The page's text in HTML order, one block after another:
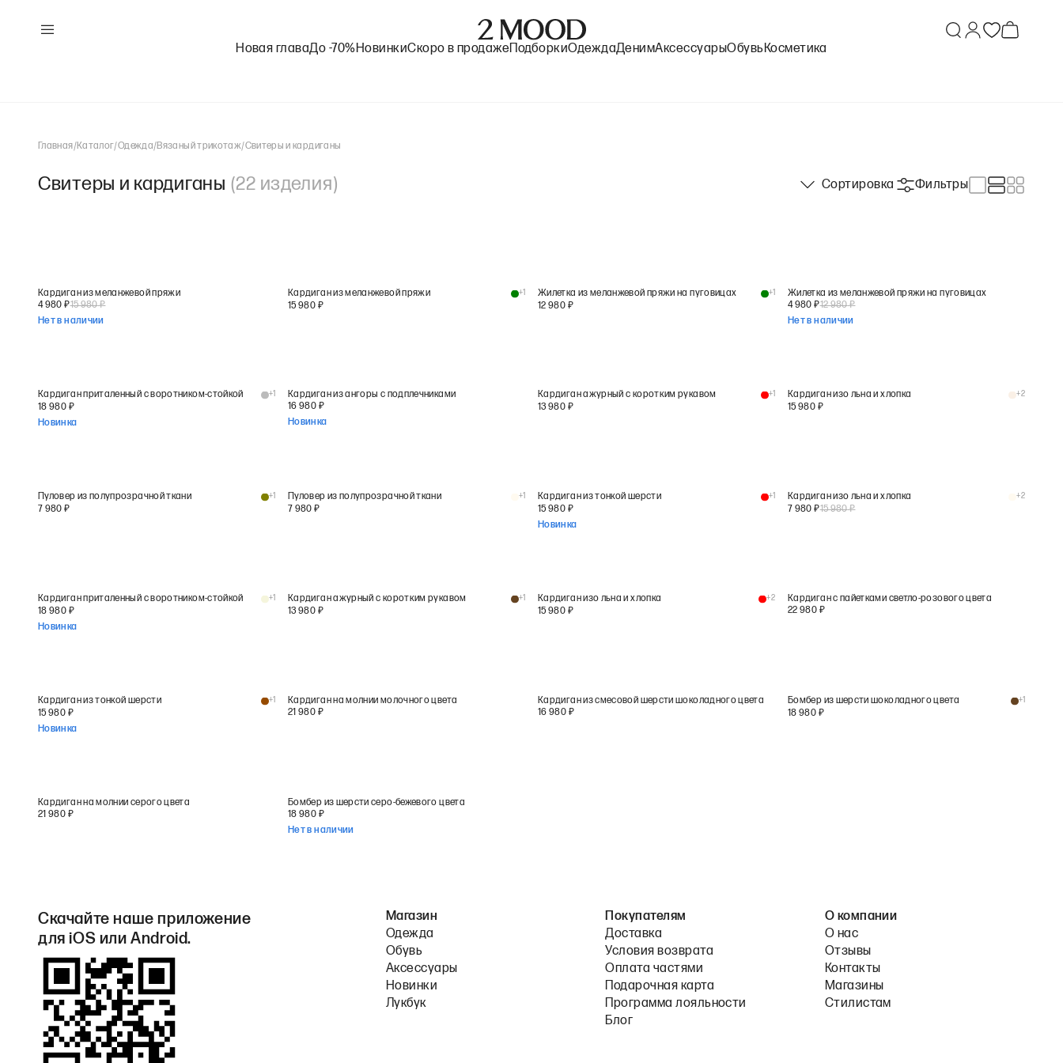
Новая главаДо -70%НовинкиСкоро в продаже ПодборкиОдеждаДенимАксессуарыОбувь Косметика
Главная/Каталог/Одежда/Вязаный трикотаж/Свитеры и кардиганы
Свитеры и кардиганы (22 изделия) Сортировка Фильтры
Кардиган из меланжевой пряжи
4 980 ₽15 980₽
Нет в наличии
Кардиган из меланжевой пряжи
15 980 ₽
+1
Жилетка из меланжевой пряжи на пуговицах
12 980 ₽
+1
Жилетка из меланжевой пряжи на пуговицах
4 980 ₽12 980₽
Нет в наличии
Кардиган приталенный с воротником-стойкой
18 980 ₽
Новинка
+1
Кардиган из ангоры с подплечниками
16 980 ₽
Новинка
Кардиган ажурный с коротким рукавом
13 980 ₽
+1
Кардиган изо льна и хлопка
15 980 ₽
+2
Пуловер из полупрозрачной ткани
7 980 ₽
+1
Пуловер из полупрозрачной ткани
7 980 ₽
+1
Кардиган из тонкой шерсти
15 980 ₽
Новинка
+1
Кардиган изо льна и хлопка
7 980 ₽15 980₽
+2
Кардиган приталенный с воротником-стойкой
18 980 ₽
Новинка
+1
Кардиган ажурный с коротким рукавом
13 980 ₽
+1
Кардиган изо льна и хлопка
15 980 ₽
+2
Кардиган с пайетками светло-розового цвета
22 980 ₽
Кардиган из тонкой шерсти
15 980 ₽
Новинка
+1
Кардиган на молнии молочного цвета
21 980 ₽
Кардиган из смесовой шерсти шоколадного цвета
16 980 ₽
Бомбер из шерсти шоколадного цвета
18 980 ₽
+1
Кардиган на молнии серого цвета
21 980 ₽
Бомбер из шерсти серо-бежевого цвета
18 980 ₽
Нет в наличии
Скачайте наше приложение
для iOS или Android.
Магазин
Одежда
Обувь
Аксессуары
Новинки
Лукбук
Покупателям
Доставка
Условия возврата
Оплата частями
Подарочная карта
Программа лояльности
Блог
О компании
О нас
Отзывы
Контакты
Магазины
Стилистам